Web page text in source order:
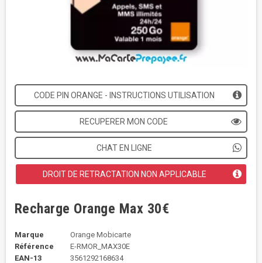
CODE PIN ORANGE - INSTRUCTIONS UTILISATION
RECUPERER MON CODE
CHAT EN LIGNE
DROIT DE RETRACTATION NON APPLICABLE
Recharge Orange Max 30€
Marque
Orange Mobicarte
Référence
E-RMOR_MAX30E
EAN-13
3561292168634